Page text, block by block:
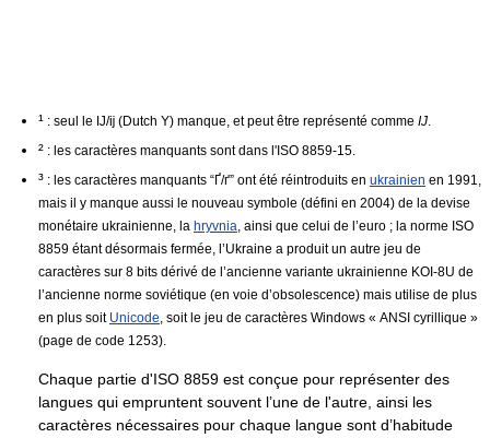
¹ : seul le Ĳ/ĳ (Dutch Y) manque, et peut être représenté comme IJ
² : les caractères manquants sont dans l'ISO 8859-15.
³ : les caractères manquants “Ґ/ґ” ont été réintroduits en ukrainien en 1991,
mais il y manque aussi le nouveau symbole (défini en 2004) de la devise
monétaire ukrainienne, la hryvnia , ainsi que celui de l’euro ; la norme ISO
8859 étant désormais fermée, l’Ukraine a produit un autre jeu de
caractères sur 8 bits dérivé de l’ancienne variante ukrainienne KOI-8U de
l’ancienne norme soviétique (en voie d’obsolescence) mais utilise de plus
en plus soit Unicode , soit le jeu de caractères Windows « ANSI cyrillique »
(page de code 1253).
Chaque partie d'ISO 8859 est conçue pour représenter des
langues qui empruntent souvent l’une de l'autre, ainsi les
caractères nécessaires pour chaque langue sont d’habitude